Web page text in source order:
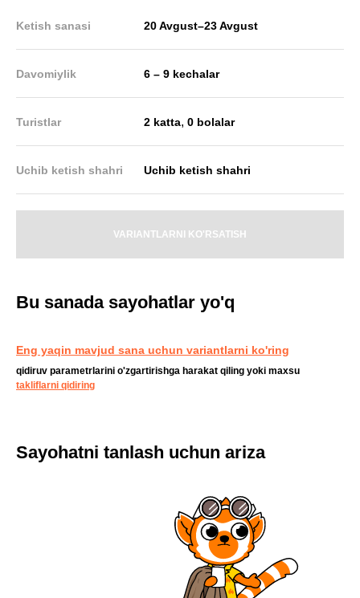
Ketish sanasi 20 Avgust–23 Avgust
Davomiylik 6 – 9 kechalar
Turistlar 2 katta,0 bolalar
Uchib ketish shahri Uchib ketish shahri
VARIANTLARNI KO'RSATISH
Bu sanada sayohatlar yo'q
Eng yaqin mavjud sana uchun variantlarni ko'ring
qidiruv parametrlarini o'zgartirishga harakat qiling yoki maxsu
takliflarni qidiring
Sayohatni tanlash uchun ariza